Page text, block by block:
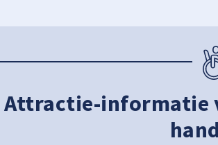
Attractie-informatie